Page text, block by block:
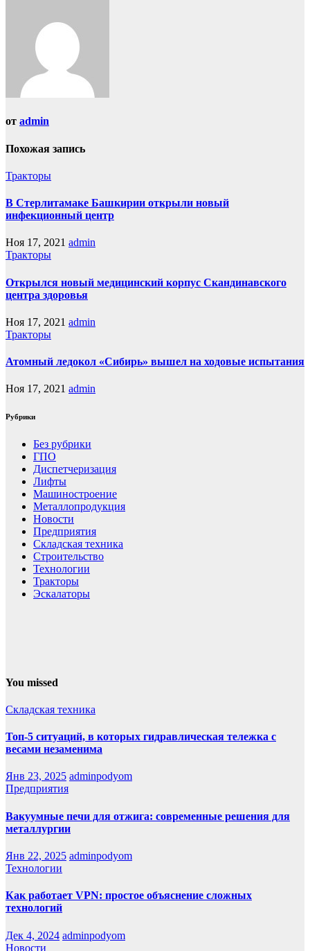
от admin
Похожая запись
Тракторы
В Стерлитамаке Башкирии открыли новый
инфекционный центр
Ноя 17, 2021 admin
Тракторы
Открылся новый медицинский корпус Скандинавского
центра здоровья
Ноя 17, 2021 admin
Тракторы
Атомный ледокол «Сибирь» вышел на ходовые испытания
Ноя 17, 2021 admin
Рубрики
Без рубрики
ГПО
Диспетчеризация
Лифты
Машиностроение
Металлопродукция
Новости
Предприятия
Складская техника
Строительство
Технологии
Тракторы
Эскалаторы
You missed
Складская техника
Топ-5 ситуаций, в которых гидравлическая тележка с
весами незаменима
Янв 23, 2025 adminpodyom
Предприятия
Вакуумные печи для отжига: современные решения для
металлургии
Янв 22, 2025 adminpodyom
Технологии
Как работает VPN: простое объяснение сложных
технологий
Дек 4, 2024 adminpodyom
Новости